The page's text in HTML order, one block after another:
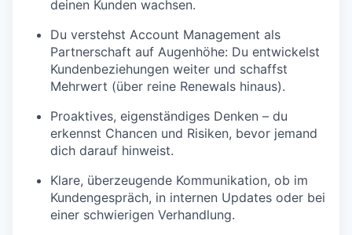
deinen Kunden wachsen.
Du verstehst Account Management als
Partnerschaft auf Augenhöhe: Du entwickelst
Kundenbeziehungen weiter und schaffst
Mehrwert (über reine Renewals hinaus).
Proaktives, eigenständiges Denken – du
erkennst Chancen und Risiken, bevor jemand
dich darauf hinweist.
Klare, überzeugende Kommunikation, ob im
Kundengespräch, in internen Updates oder bei
einer schwierigen Verhandlung.